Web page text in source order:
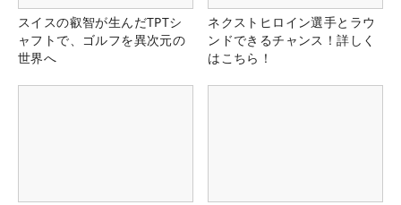
スイスの叡智が生んだTPTシ
ャフトで、ゴルフを異次元の
世界へ
ネクストヒロイン選手とラウ
ンドできるチャンス！詳しく
はこちら！